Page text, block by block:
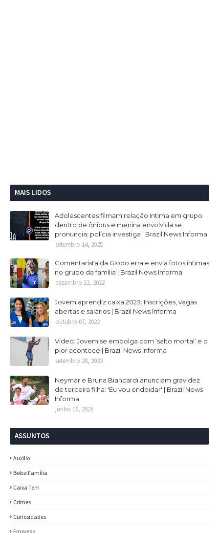
MAIS LIDOS
Adolescentes filmam relação intima em grupo
dentro de ônibus e menina envolvida se
pronuncia; polícia investiga | Brazil News Informa
setembro 14, 2025
Comentarista da Globo erra e envia fotos intimas
no grupo da família | Brazil News Informa
dezembro 12, 2022
Jovem aprendiz caixa 2023: Inscrições, vagas
abertas e salários | Brazil News Informa
outubro 07, 2022
Vídeo: Jovem se empolga com ‘salto mortal’ e o
pior acontece | Brazil News Informa
setembro 28, 2022
Neymar e Bruna Biancardi anunciam gravidez
de terceira filha: 'Eu vou endoidar' | Brazil News
Informa
junho 16, 2026
ASSUNTOS
Auxílio
Bolsa Família
Caixa Tem
Crimes
Curiosidades
Emprego